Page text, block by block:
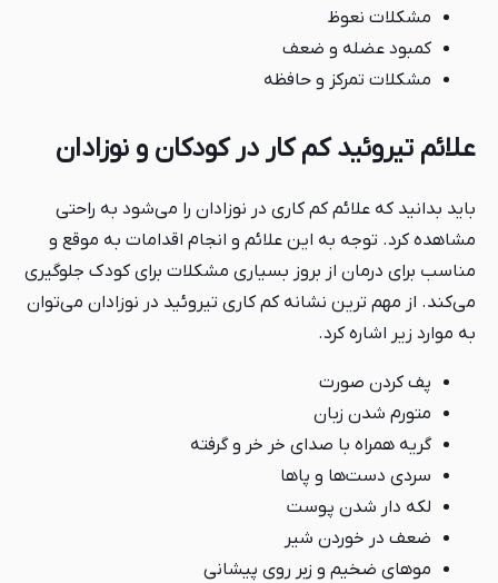
مشکلات نعوظ
کمبود عضله و ضعف
مشکلات تمرکز و حافظه
علائم تیروئید کم کار در کودکان و نوزادان
باید بدانید که علائم کم کاری در نوزادان را می‌شود به راحتی
مشاهده کرد. توجه به این علائم و انجام اقدامات به موقع و
مناسب برای درمان از بروز بسیاری مشکلات برای کودک جلوگیری
می‌کند. از مهم‌ ترین نشانه کم کاری تیروئید در نوزادان می‌توان
به موارد زیر اشاره کرد.
پف کردن صورت
متورم شدن زبان
گریه همراه با صدای خر خر و گرفته
سردی دست‌ها و پاها
لکه دار شدن پوست
ضعف در خوردن شیر
موهای ضخیم و زبر روی پیشانی